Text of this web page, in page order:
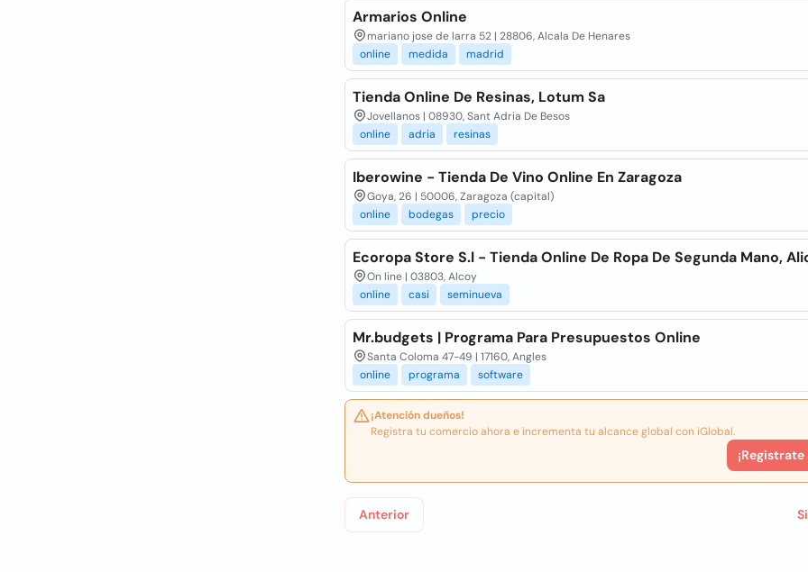
Armarios Online
mariano jose de larra 52 | 28806, Alcala De Henares
online
medida madrid
Tienda Online De Resinas, Lotum Sa
Jovellanos | 08930, Sant Adria De Besos
online
adria resinas
Iberowine - Tienda De Vino Online En Zaragoza
Goya, 26 | 50006, Zaragoza (capital)
online
bodegas precio
Ecoropa Store S.l - Tienda Online De Ropa De Segunda Mano,
On line | 03803, Alcoy
online
casi seminueva
Mr.budgets | Programa Para Presupuestos Online
Santa Coloma 47-49 | 17160, Angles
online
programa software
¡Atención dueños!
Registra tu comercio ahora e incrementa tu alcance global con iGlobal.
Anterior